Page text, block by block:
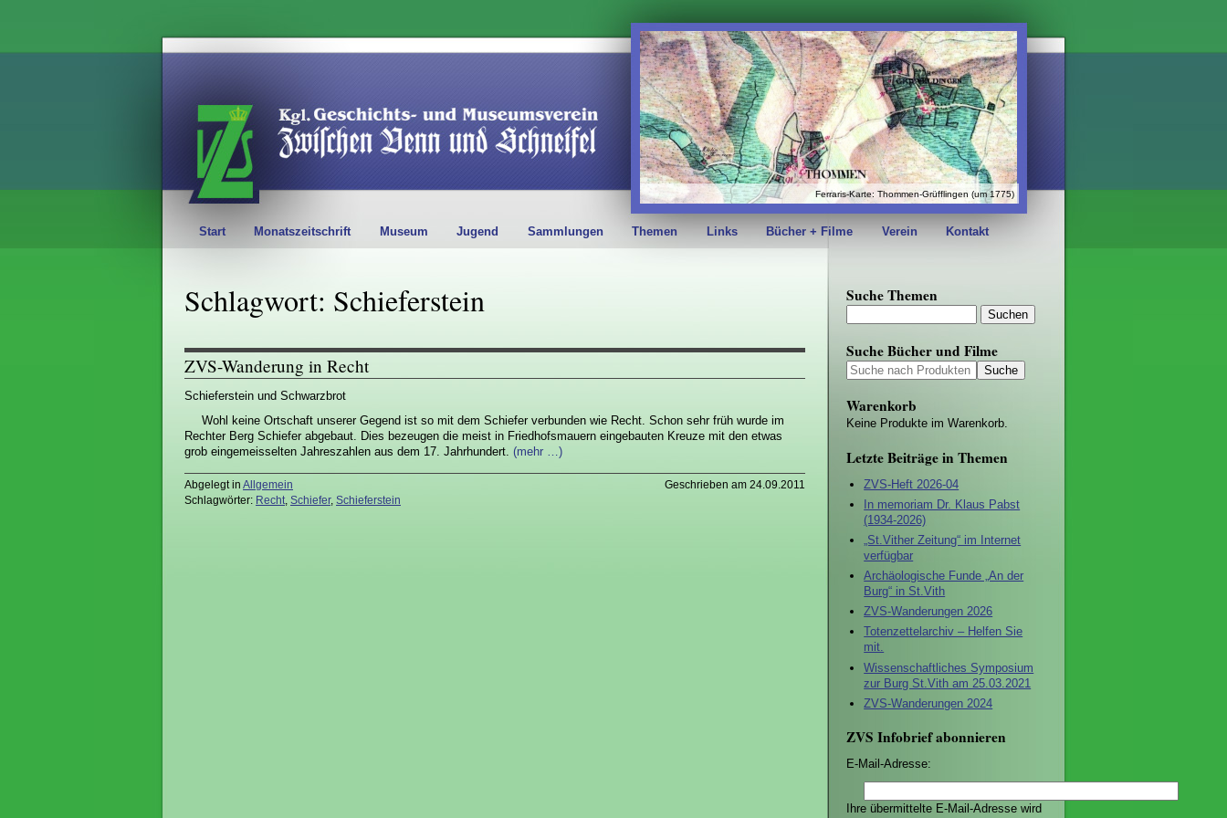
Ferraris-Karte: Thommen-Grüfflingen (um 1775)
Start Monatszeitschrift Museum Jugend Sammlungen Themen Links Bücher + Filme Verein Kontakt
Schlagwort: Schieferstein
ZVS-Wanderung in Recht
Schieferstein und Schwarzbrot
Wohl keine Ortschaft unserer Gegend ist so mit dem Schiefer verbunden wie Recht. Schon sehr früh wurde im
Rechter Berg Schiefer abgebaut. Dies bezeugen die meist in Friedhofsmauern eingebauten Kreuze mit den etwas
grob eingemeisselten Jahreszahlen aus dem 17. Jahrhundert. (mehr …)
Abgelegt in Allgemein
Geschrieben am 24.09.2011
Schlagwörter: Recht, Schiefer, Schieferstein
Suche Themen
Suche Bücher und Filme
Warenkorb
Keine Produkte im Warenkorb.
Letzte Beiträge in Themen
ZVS-Heft 2026-04
In memoriam Dr. Klaus Pabst
(1934-2026)
„St.Vither Zeitung“ im Internet
verfügbar
Archäologische Funde „An der
Burg“ in St.Vith
ZVS-Wanderungen 2026
Totenzettelarchiv – Helfen Sie
mit.
Wissenschaftliches Symposium
zur Burg St.Vith am 25.03.2021
ZVS-Wanderungen 2024
ZVS Infobrief abonnieren
E-Mail-Adresse:
Ihre übermittelte E-Mail-Adresse wird